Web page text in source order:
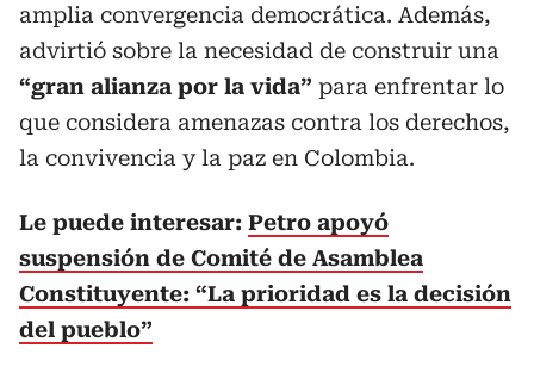
amplia convergencia democrática. Además,
advirtió sobre la necesidad de construir una
“gran alianza por la vida” para enfrentar lo
que considera amenazas contra los derechos,
la convivencia y la paz en Colombia.
Le puede interesar: Petro apoyó
suspensión de Comité de Asamblea
Constituyente: “La prioridad es la decisión
del pueblo”